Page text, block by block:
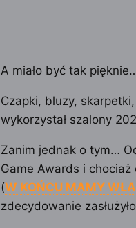
A miało być tak
Czapki, bluzy,
wykorzystał szalony
Zanim jednak o tym…
Game Awards i
(W KOŃCU MAMY
zdecydowanie